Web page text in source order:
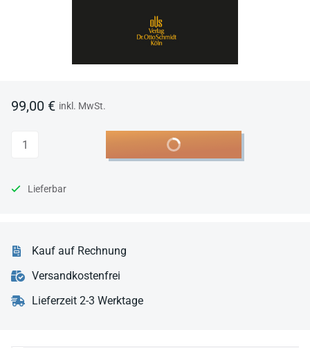
99,00 € inkl. MwSt.
Anzahl In den Warenkorb
Lieferbar
Kauf auf Rechnung
Versandkostenfrei
Lieferzeit 2-3 Werktage